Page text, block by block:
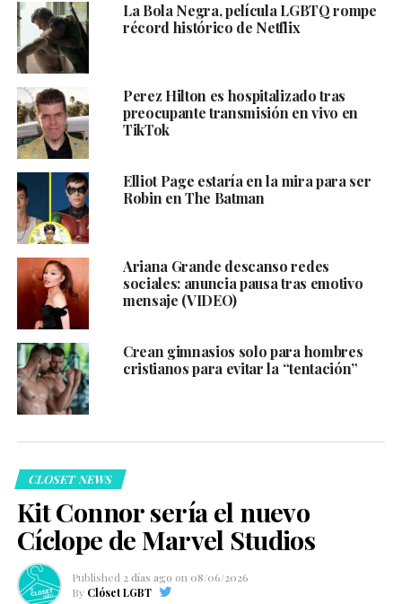
La Bola Negra, película LGBTQ rompe
récord histórico de Netflix
Perez Hilton es hospitalizado tras
preocupante transmisión en vivo en
TikTok
Elliot Page estaría en la mira para ser
Robin en The Batman
Ariana Grande descanso redes
sociales: anuncia pausa tras emotivo
mensaje (VIDEO)
Crean gimnasios solo para hombres
cristianos para evitar la “tentación”
CLOSET NEWS
Kit Connor sería el nuevo
Cíclope de Marvel Studios
Published 2 días ago on 08/06/2026
By Clóset LGBT